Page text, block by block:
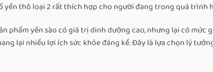
yến thô loại 2 rất thích hợp cho người đang trong quá trình
phẩm yến sào có giá trị dinh dưỡng cao, nhưng lại có
lại nhiều lợi ích sức khỏe đáng kể. Đây là lựa chọn lý